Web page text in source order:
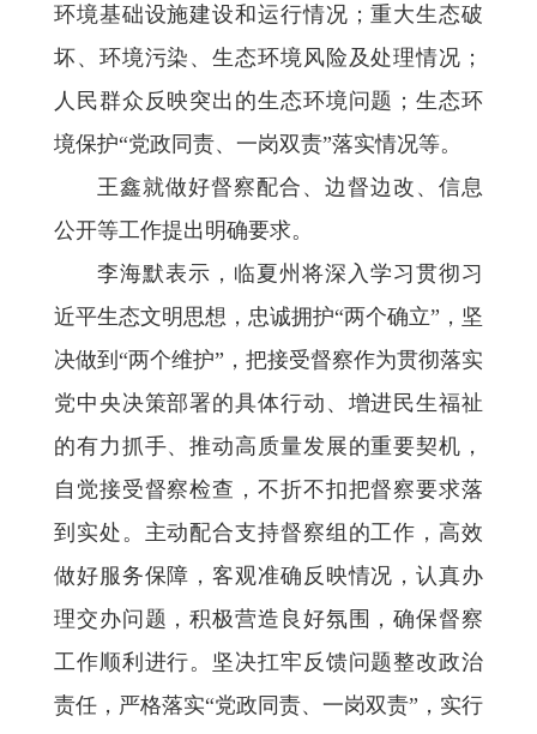
环境基础设施建设和运行情况；重大生态破
坏、环境污染、生态环境风险及处理情况；
人民群众反映突出的生态环境问题；生态环
境保护“党政同责、一岗双责”落实情况等。
王鑫就做好督察配合、边督边改、信息
公开等工作提出明确要求。
李海默表示，临夏州将深入学习贯彻习
近平生态文明思想，忠诚拥护“两个确立”，坚
决做到“两个维护”，把接受督察作为贯彻落实
党中央决策部署的具体行动、增进民生福祉
的有力抓手、推动高质量发展的重要契机，
自觉接受督察检查，不折不扣把督察要求落
到实处。主动配合支持督察组的工作，高效
做好服务保障，客观准确反映情况，认真办
理交办问题，积极营造良好氛围，确保督察
工作顺利进行。坚决扛牢反馈问题整改政治
责任，严格落实“党政同责、一岗双责”，实行